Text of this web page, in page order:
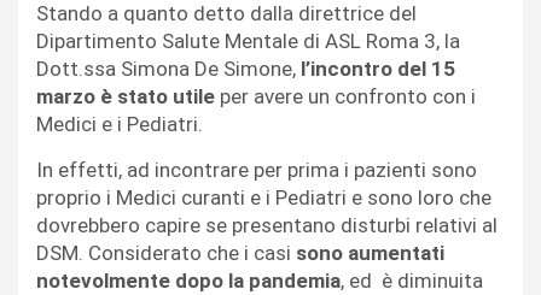
Stando a quanto detto dalla direttrice del
Dipartimento Salute Mentale di ASL Roma 3, la
Dott.ssa Simona De Simone, l’incontro del 15
marzo è stato utile per avere un confronto con i
Medici e i Pediatri.
In effetti, ad incontrare per prima i pazienti sono
proprio i Medici curanti e i Pediatri e sono loro che
dovrebbero capire se presentano disturbi relativi al
DSM. Considerato che i casi sono aumentati
notevolmente dopo la pandemia, ed è diminuita